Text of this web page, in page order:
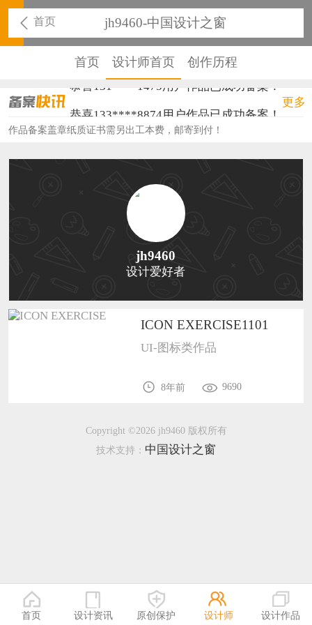
首页 jh9460-中国设计之窗
首页 设计师首页 创作历程
恭喜131****1475用户作品已成功备案！
恭喜133****8874用户作品已成功备案！
恭喜136****9807用户作品已成功备案！
恭喜159****4930用户作品已成功备案！
恭喜150****6483用户作品已成功备案！
恭喜159****4201用户作品已成功备案！
恭喜133****6466用户作品已成功备案！
更多
作品备案盖章纸质证书需另出工本费，邮寄到付！
jh9460
设计爱好者
ICON EXERCISE1101
UI-图标类作品
8年前 9690
Copyright ©2026 jh9460 版权所有
技术支持： 中国设计之窗
首页 设计资讯 原创保护 设计师 设计作品